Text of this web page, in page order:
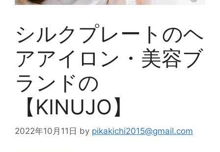
シルクプレートのヘ
アアイロン・美容ブ
ランドの
【KINUJO】
2022年10月11日 by pikakichi2015@gmail.com